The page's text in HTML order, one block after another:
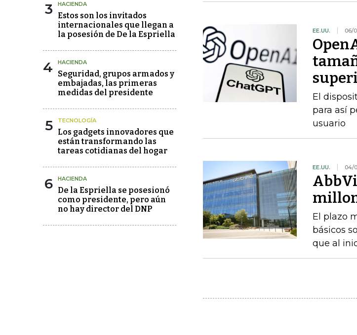
3 HACIENDA
Estos son los invitados
internacionales que llegan a
la posesión de De la Espriella
4 HACIENDA
Seguridad, grupos armados y
embajadas, las primeras
medidas del presidente
5 TECNOLOGÍA
Los gadgets innovadores que
están transformando las
tareas cotidianas del hogar
6 HACIENDA
De la Espriella se posesionó
como presidente, pero aún
no hay director del DNP
EE.UU. 06/
El
para así
usuario
EE.UU. 04/
El plazo
básicos
que al